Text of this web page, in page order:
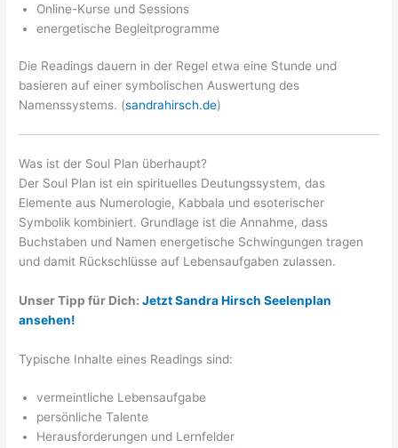
Online-Kurse und Sessions
energetische Begleitprogramme
Die Readings dauern in der Regel etwa eine Stunde und
basieren auf einer symbolischen Auswertung des
Namenssystems. (sandrahirsch.de)
Was ist der Soul Plan überhaupt?
Der Soul Plan ist ein spirituelles Deutungssystem, das
Elemente aus Numerologie, Kabbala und esoterischer
Symbolik kombiniert. Grundlage ist die Annahme, dass
Buchstaben und Namen energetische Schwingungen tragen
und damit Rückschlüsse auf Lebensaufgaben zulassen.
Unser Tipp für Dich:Jetzt Sandra Hirsch Seelenplan
ansehen!
Typische Inhalte eines Readings sind:
vermeintliche Lebensaufgabe
persönliche Talente
Herausforderungen und Lernfelder